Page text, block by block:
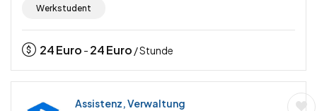
Werkstudent
24Euro - 24Euro / Stunde
Assistenz, Verwaltung